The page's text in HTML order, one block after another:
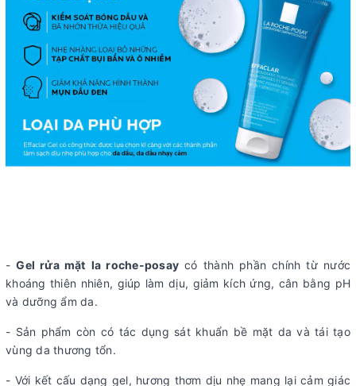
-Gel rửa mặt la roche-posay có thành phần chính từ nước
khoáng thiên nhiên, giúp làm dịu, giảm kích ứng, cân bằng pH
và dưỡng ẩm da.
- Sản phẩm còn có tác dụng sát khuẩn bề mặt da và tái tạo
vùng da thương tổn.
- Với kết cấu dạng gel, hương thơm dịu nhẹ mang lại cảm giác